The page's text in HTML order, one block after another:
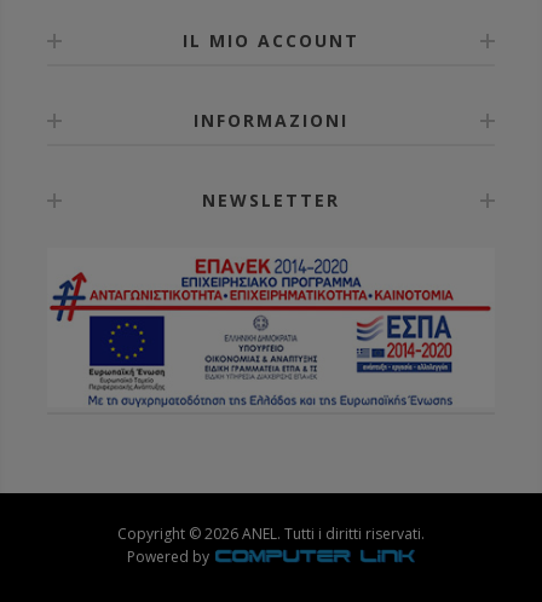
IL MIO ACCOUNT
INFORMAZIONI
NEWSLETTER
Copyright © 2026 ANEL. Tutti i diritti riservati.
Powered by